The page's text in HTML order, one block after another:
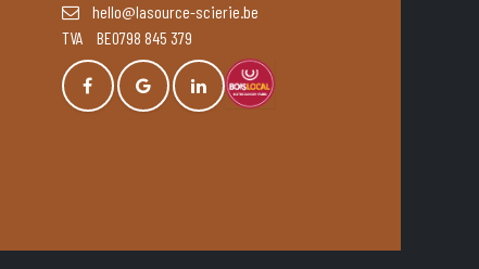
hello@lasource-scierie.be
TVA BE0798 845 379